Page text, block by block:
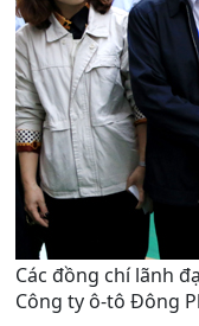
Các đồng chí lãnh
Công ty ô-tô Đông